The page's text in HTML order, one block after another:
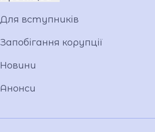
Установчі документи
Мова освітнього процесу
Команда
Для вступників
Запобігання корупції
Новини
Анонси